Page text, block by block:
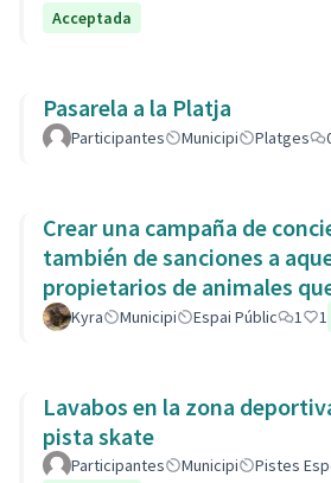
Acceptada
Pasarela a la Platja
Participantes Municipi Platges
Crear una campaña de
también de sanciones a
propietarios de animales
heces de las aceras. Es
Kyra Municipi Espai Públic 1 1
Lavabos en la zona
pista skate
Participantes Municipi Pistes